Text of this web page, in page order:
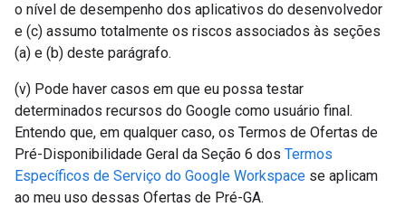
o nível de desempenho dos aplicativos do desenvolvedor
e (c) assumo totalmente os riscos associados às seções
(a) e (b) deste parágrafo.
(v) Pode haver casos em que eu possa testar
determinados recursos do Google como usuário final.
Entendo que, em qualquer caso, os Termos de Ofertas de
Pré-Disponibilidade Geral da Seção 6 dos Termos
Específicos de Serviço do Google Workspace se aplicam
ao meu uso dessas Ofertas de Pré-GA.